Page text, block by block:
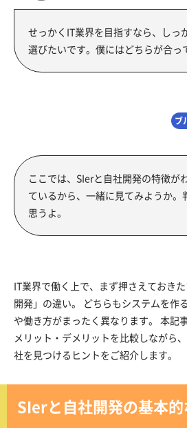
せっかくIT業界を目指すなら、しっ
選びたいです。僕にはどちらが合っ
ブ
ここでは、SIerと自社開発の特徴が
ているから、一緒に見てみようか。
思うよ。
IT業界で働く上で、まず押さえておき
開発」の違い。 どちらもシステムを作
や働き方がまったく異なります。 本記
メリット・デメリットを比較しながら
社を見つけるヒントをご紹介します。
SIerと自社開発の基本